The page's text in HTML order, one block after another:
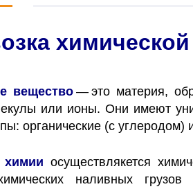
вещество — это материя,
или ионы. Они имеют
органические (с
химии осуществлякется
наливных